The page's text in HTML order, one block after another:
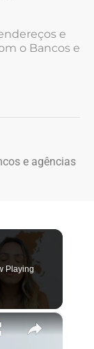
e
o Bancos e
e agências
Playing
×